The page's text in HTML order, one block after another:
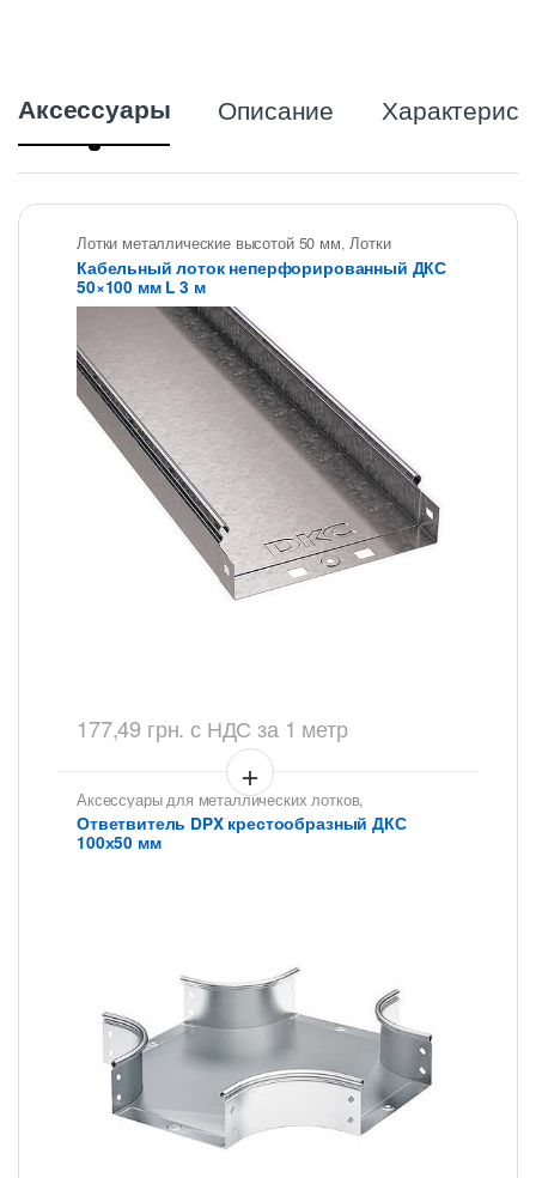
Аксессуары Описание
Лотки металлические высотой 50 мм,Лотки
неперфорированные ДКС Металлические
огнеупорные лотки,Неперфорированные лотки
высотой 50 мм
Кабельный лоток неперфорированный ДКС
50×100 мм L 3 м
177,49 грн. с НДС за 1 метр
Аксессуары для металлических лотков,
Ответвители для цельных, перфорированных лотков
Ответвитель DPX крестообразный ДКС
100х50 мм